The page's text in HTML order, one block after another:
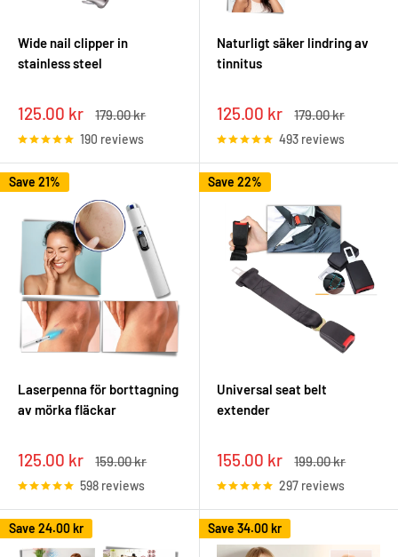
Wide nail clipper in
stainless steel
Sale
price
125.00 kr
Regular
179.00 kr
190 reviews
Naturligt säker lindring av
tinnitus
Sale
price
125.00 kr
Regular
179.00 kr
493 reviews
Save 21%
Laserpenna för borttagning
av mörka fläckar
Sale
price
125.00 kr
Regular
159.00 kr
598 reviews
Save 22%
Universal seat belt
extender
Sale
price
155.00 kr
Regular
199.00 kr
297 reviews
Save 24.00 kr Save 34.00 kr